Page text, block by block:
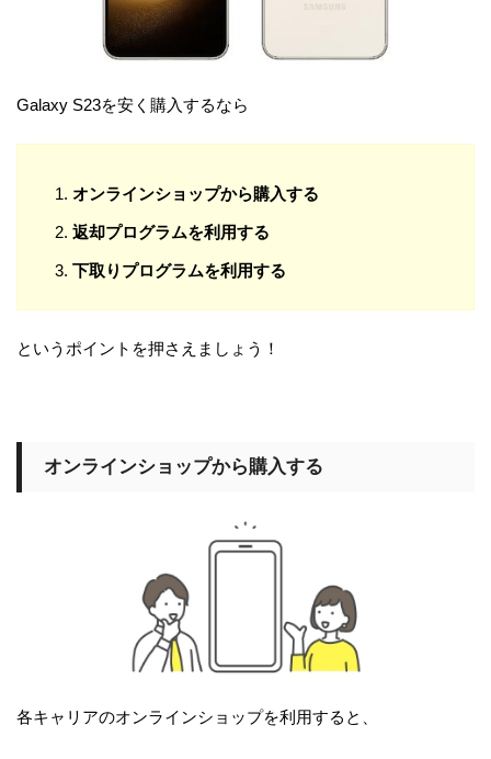
Galaxy S23を安く購入するなら
オンラインショップから購入する
返却プログラムを利用する
下取りプログラムを利用する
というポイントを押さえましょう！
オンラインショップから購入する
各キャリアのオンラインショップを利用すると、